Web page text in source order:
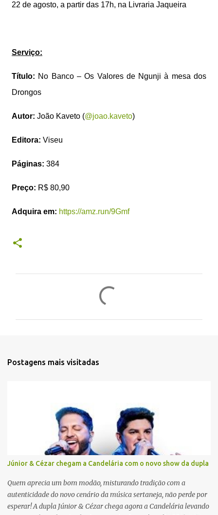
22 de agosto, a partir das 17h, na Livraria Jaqueira
Serviço:
Título: No Banco – Os Valores de Ngunji à mesa dos
Drongos
Autor: João Kaveto (@joao.kaveto)
Editora: Viseu
Páginas: 384
Preço: R$ 80,90
Adquira em: https://amz.run/9Gmf
Postagens mais visitadas
Júnior & Cézar chegam a Candelária com o novo show da dupla
Quem aprecia um bom modão, misturando tradição com a
autenticidade do novo cenário da música sertaneja, não perde por
esperar! A dupla Júnior & Cézar chega agora a Candelária levando